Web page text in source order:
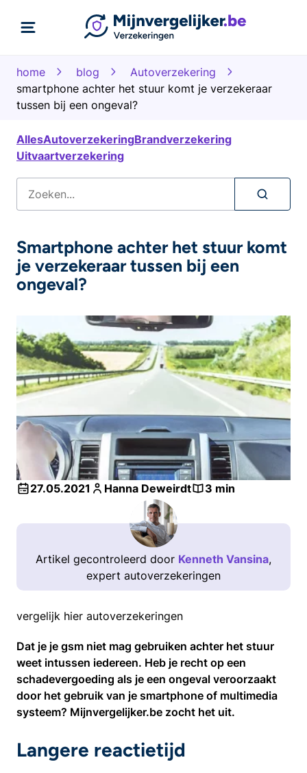
home blog
Autoverzekering
smartphone achter het stuur komt je verzekeraar
tussen bij een ongeval?
AllesAutoverzekeringBrandverzekering
Uitvaartverzekering
Smartphone achter het stuur komt
je verzekeraar tussen bij een
ongeval?
27.05.2021 Hanna Deweirdt 3 min
Artikel gecontroleerd door Kenneth Vansina,
expert autoverzekeringen
vergelijk hier autoverzekeringen
Dat je je gsm niet mag gebruiken achter het stuur
weet intussen iedereen. Heb je recht op een
schadevergoeding als je een ongeval veroorzaakt
door het gebruik van je smartphone of multimedia
systeem? Mijnvergelijker.be zocht het uit.
Langere reactietijd